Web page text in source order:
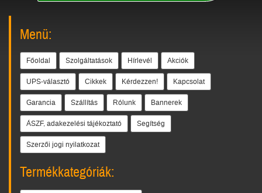
Menü:
Főoldal Szolgáltatások Hírlevél Akciók
UPS-választó Cikkek Kérdezzen! Kapcsolat
Garancia Szállítás Rólunk Bannerek
ÁSZF, adakezelési tájékoztató Segítség
Szerzői jogi nyilatkozat
Termékkategóriák: